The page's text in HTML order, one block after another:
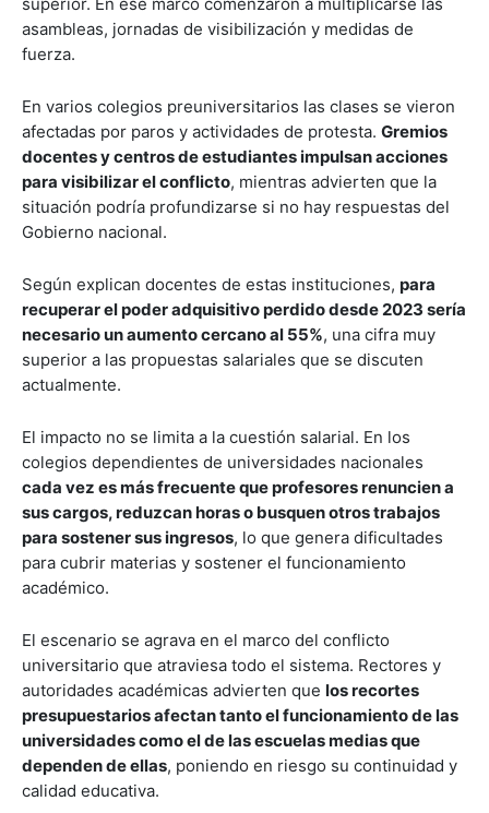
asambleas, jornadas de visibilización y medidas de
fuerza.
En varios colegios preuniversitarios las clases se vieron
afectadas por paros y actividades de protesta. Gremios
docentes y centros de estudiantes impulsan acciones
para visibilizar el conflicto, mientras advierten que la
situación podría profundizarse si no hay respuestas del
Gobierno nacional.
Según explican docentes de estas instituciones, para
recuperar el poder adquisitivo perdido desde 2023 sería
necesario un aumento cercano al 55%, una cifra muy
superior a las propuestas salariales que se discuten
actualmente.
El impacto no se limita a la cuestión salarial. En los
colegios dependientes de universidades nacionales
cada vez es más frecuente que profesores renuncien a
sus cargos, reduzcan horas o busquen otros trabajos
para sostener sus ingresos, lo que genera dificultades
para cubrir materias y sostener el funcionamiento
académico.
El escenario se agrava en el marco del conflicto
universitario que atraviesa todo el sistema. Rectores y
autoridades académicas advierten que los recortes
presupuestarios afectan tanto el funcionamiento de las
universidades como el de las escuelas medias que
dependen de ellas, poniendo en riesgo su continuidad y
calidad educativa.